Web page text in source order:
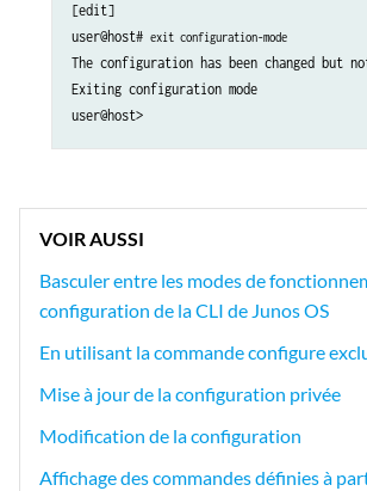
[edit]
user@host# exit configuration-mode
The configuration has been changed but
Exiting configuration mode
VOIR AUSSI
Basculer entre les modes de
configuration de la CLI de Junos OS
En utilisant la commande configure
Mise à jour de la configuration privée
Modification de la configuration
Affichage des commandes définies à